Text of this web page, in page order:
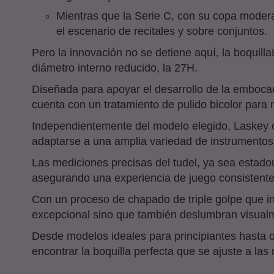
Mientras que la Serie C, con su copa
el escenario de recitales y sobre conjuntos.
Pero la innovación no se detiene aquí, la
diámetro interno reducido, la 27H.
Diseñada para apoyar el desarrollo de la
cuenta con un tratamiento de pulido bicolor para
Independientemente del modelo elegido,
adaptarse a una amplia variedad de
Las mediciones precisas del tudel, ya sea
asegurando una experiencia de juego
Con un proceso de chapado de triple golpe que
excepcional sino que también deslumbran
Desde modelos ideales para principiantes
encontrar la boquilla perfecta que se ajuste a